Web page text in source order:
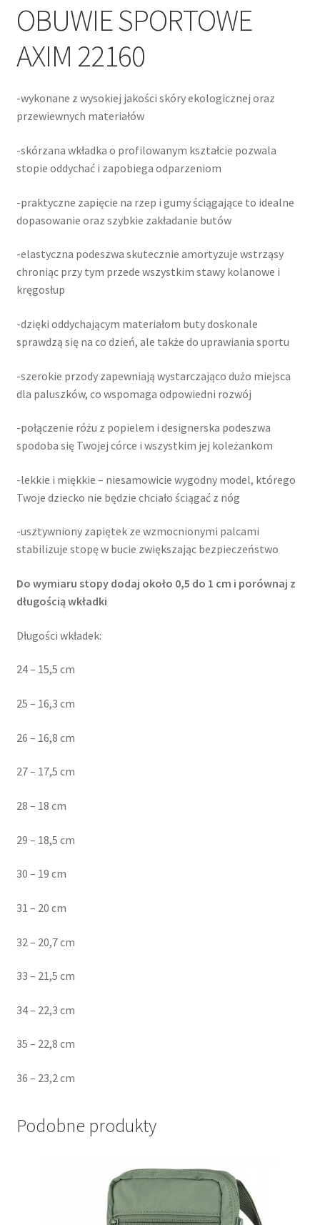
OBUWIE SPORTOWE
AXIM 22160
-wykonane z wysokiej jakości skóry ekologicznej oraz
przewiewnych materiałów
-skórzana wkładka o profilowanym kształcie pozwala
stopie oddychać i zapobiega odparzeniom
-praktyczne zapięcie na rzep i gumy ściągające to idealne
dopasowanie oraz szybkie zakładanie butów
-elastyczna podeszwa skutecznie amortyzuje wstrząsy
chroniąc przy tym przede wszystkim stawy kolanowe i
kręgosłup
-dzięki oddychającym materiałom buty doskonale
sprawdzą się na co dzień, ale także do uprawiania sportu
-szerokie przody zapewniają wystarczająco dużo miejsca
dla paluszków, co wspomaga odpowiedni rozwój
-połączenie różu z popielem i designerska podeszwa
spodoba się Twojej córce i wszystkim jej koleżankom
-lekkie i miękkie – niesamowicie wygodny model, którego
Twoje dziecko nie będzie chciało ściągać z nóg
-usztywniony zapiętek ze wzmocnionymi palcami
stabilizuje stopę w bucie zwiększając bezpieczeństwo
Do wymiaru stopy dodaj około 0,5 do 1 cm i porównaj z
długością wkładki
Długości wkładek:
24 – 15,5 cm
25 – 16,3 cm
26 – 16,8 cm
27 – 17,5 cm
28 – 18 cm
29 – 18,5 cm
30 – 19 cm
31 – 20 cm
32 – 20,7 cm
33 – 21,5 cm
34 – 22,3 cm
35 – 22,8 cm
36 – 23,2 cm
Podobne produkty